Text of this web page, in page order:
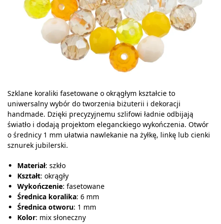
Szklane koraliki fasetowane o okrągłym kształcie to
uniwersalny wybór do tworzenia biżuterii i dekoracji
handmade. Dzięki precyzyjnemu szlifowi ładnie odbijają
światło i dodają projektom eleganckiego wykończenia. Otwór
o średnicy 1 mm ułatwia nawlekanie na żyłkę, linkę lub cienki
sznurek jubilerski.
Materiał: szkło
Kształt: okrągły
Wykończenie: fasetowane
Średnica koralika: 6 mm
Średnica otworu: 1 mm
Kolor: mix słoneczny